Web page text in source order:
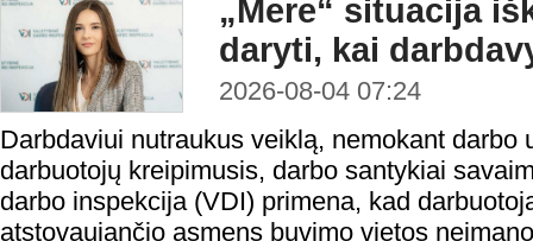
„Mere“ situacija
daryti, kai
2026-08-04 07:24
Darbdaviui nutraukus veiklą, nemokant darbo
darbuotojų kreipimusis, darbo santykiai
darbo inspekcija (VDI) primena, kad
atstovaujančio asmens buvimo vietos